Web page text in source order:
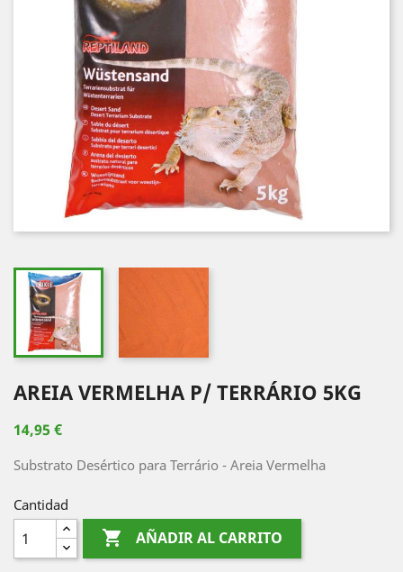
AREIA VERMELHA P/ TERRÁRIO 5KG
14,95 €
Substrato Desértico para Terrário - Areia Vermelha
Cantidad
 AÑADIR AL CARRITO